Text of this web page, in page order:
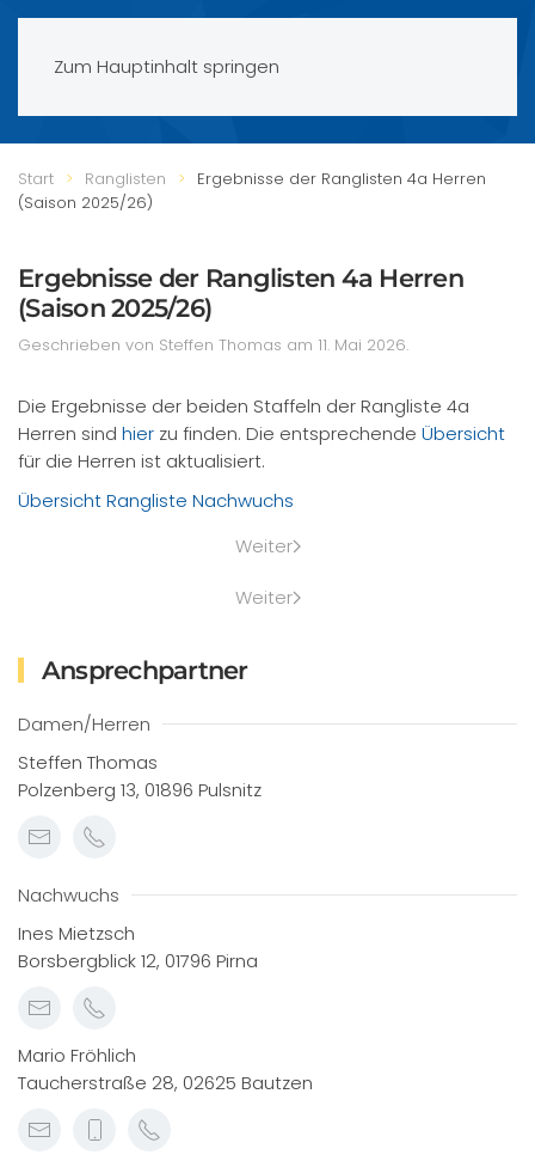
Zum Hauptinhalt springen
Start Ranglisten
Ergebnisse der Ranglisten 4a Herren
(Saison 2025/26)
Ergebnisse der Ranglisten 4a Herren
(Saison 2025/26)
Geschrieben von Steffen Thomas am 11. Mai 2026.
Die Ergebnisse der beiden Staffeln der Rangliste 4a
Herren sind hier zu finden. Die entsprechende Übersicht
für die Herren ist aktualisiert.
Übersicht Rangliste Nachwuchs
Weiter
Weiter
Ansprechpartner
Damen/Herren
Steffen Thomas
Polzenberg 13, 01896 Pulsnitz
Nachwuchs
Ines Mietzsch
Borsbergblick 12, 01796 Pirna
Mario Fröhlich
Taucherstraße 28, 02625 Bautzen